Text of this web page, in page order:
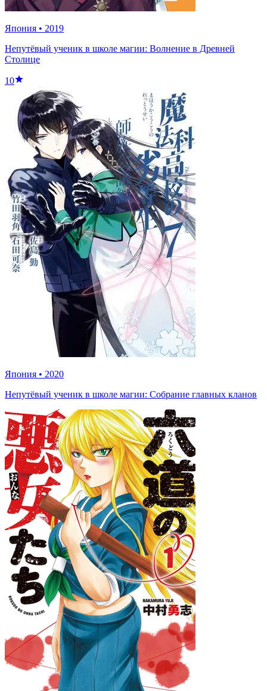
Япония • 2019
Непутёвый ученик в школе магии: Волнение в Древней
Столице
10
Япония • 2020
Непутёвый ученик в школе магии: Собрание главных кланов